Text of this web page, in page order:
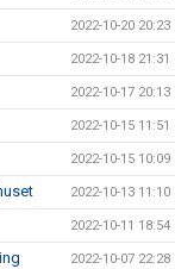
2022-10-20 20:23
2022-10-18 21:31
2022-10-17 20:13
2022-10-15 11:51
2022-10-15 10:09
2022-10-13 11:10
2022-10-11 18:54
2022-10-07 22:28